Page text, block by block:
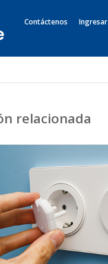
Contáctenos Ingresar
relacionada